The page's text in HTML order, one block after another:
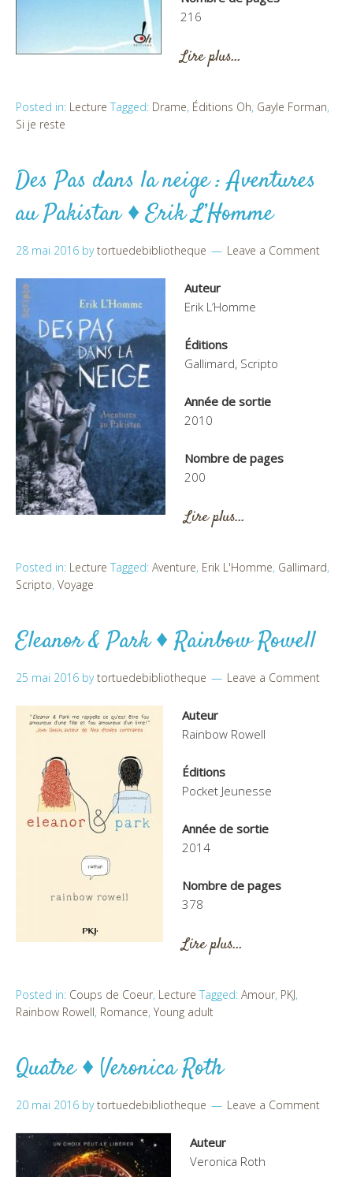
216
Lire plus…
Posted in: Lecture Tagged: Drame, Éditions Oh, Gayle Forman,
Si je reste
Des Pas dans la neige : Aventures
au Pakistan ♦ Erik L’Homme
28 mai 2016 bytortuedebibliotheque Leave a Comment
Auteur
Erik L’Homme
Éditions
Gallimard, Scripto
Année de sortie
2010
Nombre de pages
200
Lire plus…
Posted in: Lecture Tagged: Aventure, Erik L'Homme, Gallimard,
Scripto, Voyage
Eleanor & Park ♦ Rainbow Rowell
25 mai 2016 bytortuedebibliotheque Leave a Comment
Auteur
Rainbow Rowell
Éditions
Pocket Jeunesse
Année de sortie
2014
Nombre de pages
378
Lire plus…
Posted in: Coups de Coeur, Lecture Tagged: Amour, PKJ,
Rainbow Rowell, Romance, Young adult
Quatre ♦ Veronica Roth
20 mai 2016 bytortuedebibliotheque Leave a Comment
Auteur
Veronica Roth